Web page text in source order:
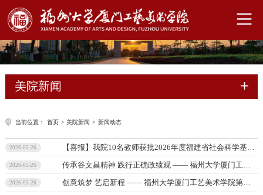
美院新闻
当前位置： 首页 > 美院新闻 > 新闻动态
2026-05-26 【喜报】我院10名教师获批2026年度福建省社会科学基金项目
2026-05-26 传承谷文昌精神 践行正确政绩观 —— 福州大学厦门工艺美术学院党员干部理想信念教育暨履职能力提升培训班圆满举办
2026-05-26 创意筑梦 艺启新程 —— 福州大学厦门工艺美术学院第十七届“创意宣言”2026年本科毕业作品展隆重开幕